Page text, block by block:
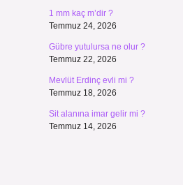
1 mm kaç m’dir ?
Temmuz 24, 2026
Gübre yutulursa ne olur ?
Temmuz 22, 2026
Mevlüt Erdinç evli mi ?
Temmuz 18, 2026
Sit alanına imar gelir mi ?
Temmuz 14, 2026